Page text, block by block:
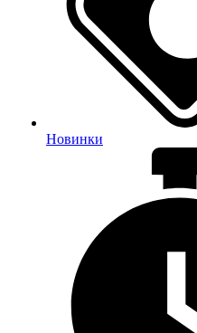
Новинки